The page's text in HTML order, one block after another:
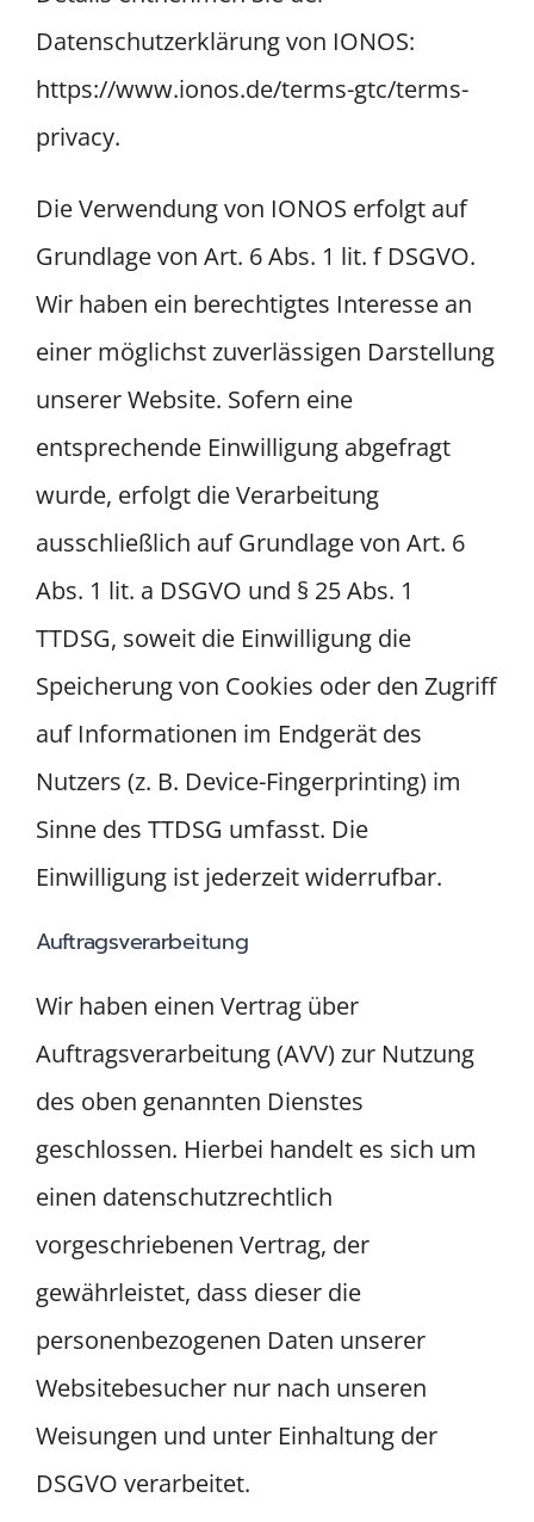
Datenschutzerklärung von IONOS:
https://www.ionos.de/terms-gtc/terms-
privacy.
Die Verwendung von IONOS erfolgt auf
Grundlage von Art. 6 Abs. 1 lit. f DSGVO.
Wir haben ein berechtigtes Interesse an
einer möglichst zuverlässigen Darstellung
unserer Website. Sofern eine
entsprechende Einwilligung abgefragt
wurde, erfolgt die Verarbeitung
ausschließlich auf Grundlage von Art. 6
Abs. 1 lit. a DSGVO und § 25 Abs. 1
TTDSG, soweit die Einwilligung die
Speicherung von Cookies oder den Zugriff
auf Informationen im Endgerät des
Nutzers (z. B. Device-Fingerprinting) im
Sinne des TTDSG umfasst. Die
Einwilligung ist jederzeit widerrufbar.
Auftragsverarbeitung
Wir haben einen Vertrag über
Auftragsverarbeitung (AVV) zur Nutzung
des oben genannten Dienstes
geschlossen. Hierbei handelt es sich um
einen datenschutzrechtlich
vorgeschriebenen Vertrag, der
gewährleistet, dass dieser die
personenbezogenen Daten unserer
Websitebesucher nur nach unseren
Weisungen und unter Einhaltung der
DSGVO verarbeitet.